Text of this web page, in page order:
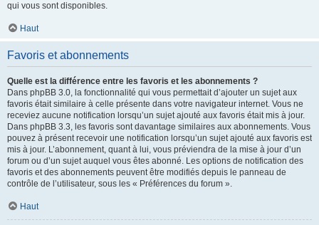
qui vous sont disponibles.
Haut
Favoris et abonnements
Quelle est la différence entre les favoris et les abonnements ?
Dans phpBB 3.0, la fonctionnalité qui vous permettait d’ajouter un sujet aux
favoris était similaire à celle présente dans votre navigateur internet. Vous ne
receviez aucune notification lorsqu’un sujet ajouté aux favoris était mis à jour.
Dans phpBB 3.3, les favoris sont davantage similaires aux abonnements. Vous
pouvez à présent recevoir une notification lorsqu’un sujet ajouté aux favoris est
mis à jour. L’abonnement, quant à lui, vous préviendra de la mise à jour d’un
forum ou d’un sujet auquel vous êtes abonné. Les options de notification des
favoris et des abonnements peuvent être modifiés depuis le panneau de
contrôle de l’utilisateur, sous les « Préférences du forum ».
Haut